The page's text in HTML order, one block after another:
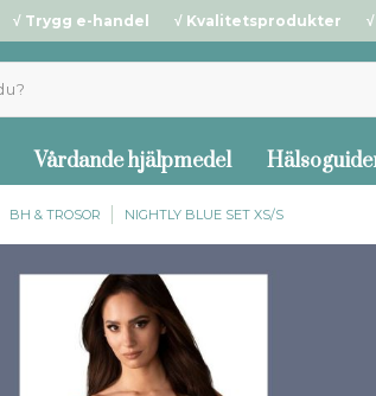
√ Trygg e-handel √ Kvalitetsprodukter √
Vårdande hjälpmedel
BH & TROSOR NIGHTLY BLUE SET XS/S